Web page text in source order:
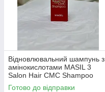
Відновлювальний шампунь з
амінокислотами MASIL 3
Salon Hair CMC Shampoo
50мл EXP 03/08/2026
Готово до відправки